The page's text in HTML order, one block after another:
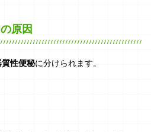
原因
質性便秘に分けられます。